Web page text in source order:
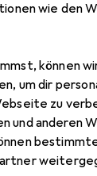
wie den
können
um dir
zu
und anderen
Clean
Marke